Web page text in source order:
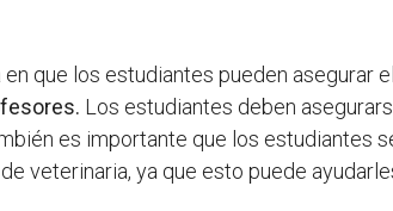
en que los estudiantes pueden asegurar
Los estudiantes deben
es importante que los estudiantes
veterinaria, ya que esto puede